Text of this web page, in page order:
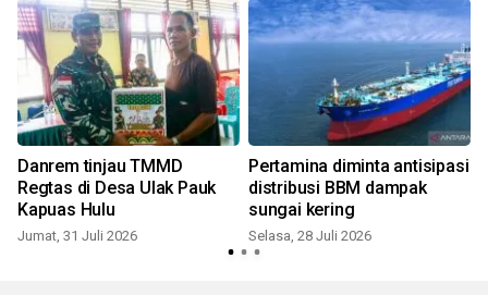
Danrem tinjau TMMD
Regtas di Desa Ulak Pauk
Kapuas Hulu
Jumat, 31 Juli 2026
Pertamina diminta antisipasi
distribusi BBM dampak
sungai kering
Selasa, 28 Juli 2026